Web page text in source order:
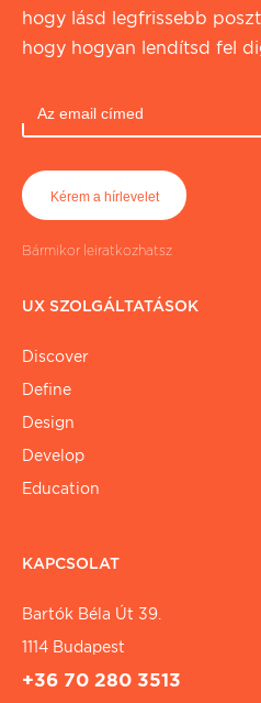
hogy lásd legfrissebb
hogy hogyan lendítsd fel
Bármikor leiratkozhatsz
UX SZOLGÁLTATÁSOK
Discover
Define
Design
Develop
Education
KAPCSOLAT
Bartók Béla Út 39.
1114 Budapest
+36 70 280 3513